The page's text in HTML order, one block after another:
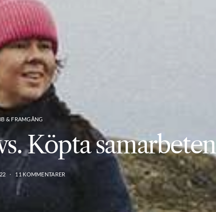
& FRAMGÅNG
Köpta samarbeten
11 KOMMENTARER